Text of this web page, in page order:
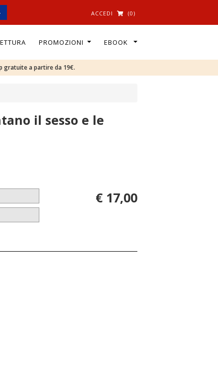
ACCEDI (0)
PROMOZIONI EBOOK
gratuite a partire da 19€.
il sesso e le
€ 17,00